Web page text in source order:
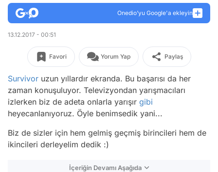
Onedio’yu Google'a ekleyin
13.12.2017 - 00:51
Favori Yorum Yap Paylaş
Survivor uzun yıllardır ekranda. Bu başarısı da her
zaman konuşuluyor. Televizyondan yarışmacıları
izlerken biz de adeta onlarla yarışır gibi
heyecanlanıyoruz. Öyle benimsedik yani...
Biz de sizler için hem gelmiş geçmiş birincileri hem de
ikincileri derleyelim dedik :)
İçeriğin Devamı Aşağıda